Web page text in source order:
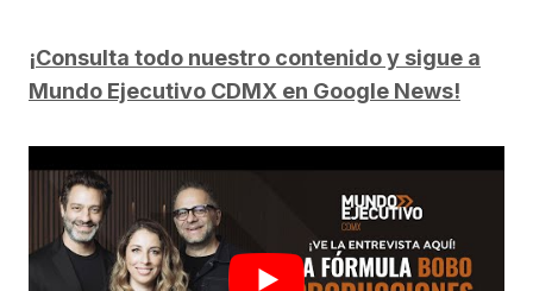
¡Consulta todo nuestro contenido y sigue a
Mundo Ejecutivo CDMX en Google News!